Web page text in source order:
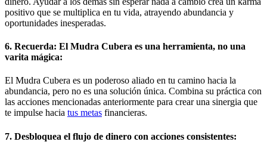
positivo que se multiplica en tu vida, atrayendo abundancia y
oportunidades inesperadas.
6. Recuerda: El Mudra Cubera es una herramienta, no una
varita mágica:
El Mudra Cubera es un poderoso aliado en tu camino hacia la
abundancia, pero no es una solución única. Combina su práctica con
las acciones mencionadas anteriormente para crear una sinergia que
te impulse hacia tus metas financieras.
7. Desbloquea el flujo de dinero con acciones consistentes: